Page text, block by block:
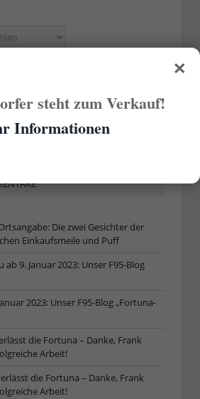
Die zwei Gesichter der
Einkaufsmeile und Puff
ab 9. Januar 2023: Unser F95-Blog
2023: Unser F95-Blog „Fortuna-
die Fortuna – Danke, Frank
Arbeit!
die Fortuna – Danke, Frank
Arbeit!
×
steht zum Verkauf!
Informationen